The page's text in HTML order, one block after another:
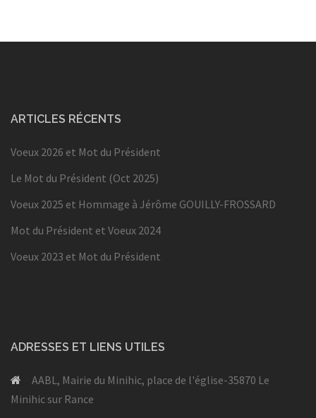
ARTICLES RÉCENTS
Voeux 2026 et Mot du Président
Le Mot du Président (Oct 2025)
Voeux 2025 et Hommage à Jérôme GOUILLY-FROSSARD
Mot du Président et Voeux 2024
Voeux 2023 et Mot du Président
ADRESSES ET LIENS UTILES
AABL, Mairie du Minihic, place de l'église-35870 Le
Minihic sur Rance